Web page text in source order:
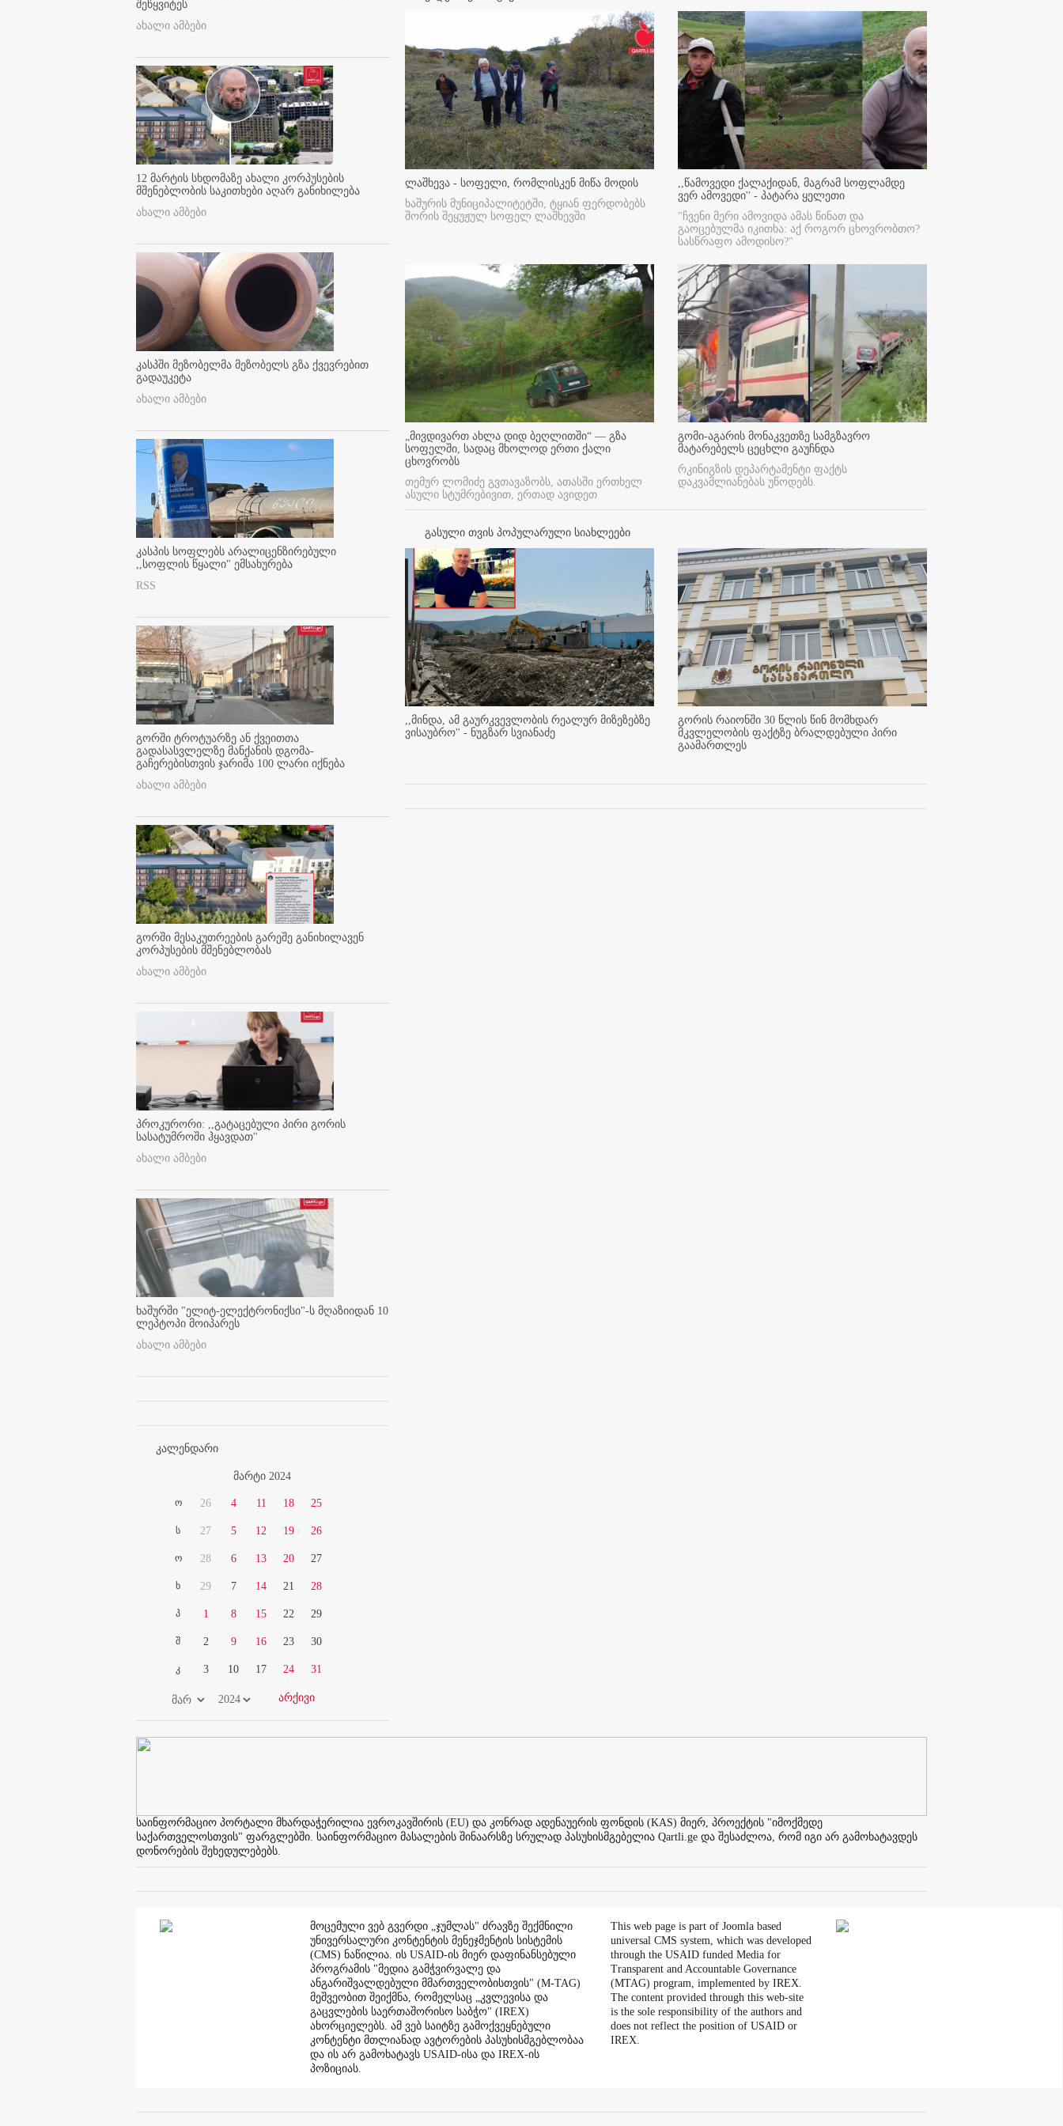
შეწყვიტეს
ახალი ამბები
12 მარტის სხდომაზე ახალი კორპუსების
მშენებლობის საკითხები აღარ განიხილება
ახალი ამბები
კასპში მეზობელმა მეზობელს გზა ქვევრებით
გადაუკეტა
ახალი ამბები
კასპის სოფლებს არალიცენზირებული
,,სოფლის წყალი" ემსახურება
RSS
გორში ტროტუარზე ან ქვეითთა
გადასასვლელზე მანქანის დგომა-
გაჩერებისთვის ჯარიმა 100 ლარი იქნება
ახალი ამბები
გორში მესაკუთრეების გარეშე განიხილავენ
კორპუსების მშენებლობას
ახალი ამბები
პროკურორი: ,,გატაცებული პირი გორის
სასატუმროში ჰყავდათ''
ახალი ამბები
ხაშურში "ელიტ-ელექტრონიქსი"-ს მღაზიიდან 10
ლეპტოპი მოიპარეს
ახალი ამბები
კალენდარი
მარტი 2024
ო
ს
ო
ხ
პ
შ
კ
26
27
28
29
1
2
3
4
5
6
7
8
9
10
11
12
13
14
15
16
17
18
19
20
21
22
23
24
25
26
27
28
29
30
31
ლაშხევა - სოფელი, რომლისკენ მიწა მოდის
ხაშურის მუნიციპალიტეტში, ტყიან ფერდობებს
შორის შეყუჟულ სოფელ ლაშხევში
,,წამოვედი ქალაქიდან, მაგრამ სოფლამდე
ვერ ამოვედი'' - პატარა ყელეთი
"ჩვენი მერი ამოვიდა ამას წინათ და
გაოცებულმა იკითხა: აქ როგორ ცხოვრობთო?
სასწრაფო ამოდისო?"
„მივდივართ ახლა დიდ ბეღლითში“ — გზა
სოფელში, სადაც მხოლოდ ერთი ქალი
ცხოვრობს
თემურ ლომიძე გვთავაზობს, ათასში ერთხელ
ასული სტუმრებივით, ერთად ავიდეთ
გომი-აგარის მონაკვეთზე სამგზავრო
მატარებელს ცეცხლი გაუჩნდა
რკინიგზის დეპარტამენტი ფაქტს
დაკვამლიანებას უწოდებს.
გასული თვის პოპულარული სიახლეები
,,მინდა, ამ გაურკვევლობის რეალურ მიზეზებზე
ვისაუბრო'' - ნუგზარ სვიანაძე
გორის რაიონში 30 წლის წინ მომხდარ
მკვლელობის ფაქტზე ბრალდებული პირი
გაამართლეს
საინფორმაციო პორტალი მხარდაჭერილია ევროკავშირის (EU) და კონრად ადენაუერის ფონდის (KAS) მიერ, პროექტის "იმოქმედე
საქართველოსთვის" ფარგლებში. საინფორმაციო მასალების შინაარსზე სრულად პასუხისმგებელია Qartli.ge და შესაძლოა, რომ იგი არ გამოხატავდეს
დონორების შეხედულებებს.
მოცემული ვებ გვერდი „ჯუმლას" ძრავზე შექმნილი
უნივერსალური კონტენტის მენეჯმენტის სისტემის
(CMS) ნაწილია. ის USAID-ის მიერ დაფინანსებული
პროგრამის "მედია გამჭვირვალე და
ანგარიშვალდებული მმართველობისთვის" (M-TAG)
მეშვეობით შეიქმნა, რომელსაც „კვლევისა და
გაცვლების საერთაშორისო საბჭო" (IREX)
ახორციელებს. ამ ვებ საიტზე გამოქვეყნებული
კონტენტი მთლიანად ავტორების პასუხისმგებლობაა
და ის არ გამოხატავს USAID-ისა და IREX-ის
პოზიციას.
This web page is part of Joomla based
universal CMS system, which was developed
through the USAID funded Media for
Transparent and Accountable Governance
(MTAG) program, implemented by IREX.
The content provided through this web-site
is the sole responsibility of the authors and
does not reflect the position of USAID or
IREX.